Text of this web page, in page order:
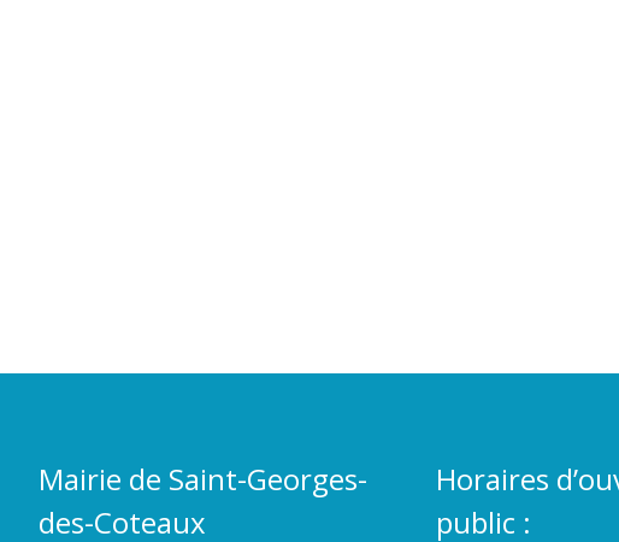
Mairie de Saint-Georges-
des-Coteaux
Horaires
public :